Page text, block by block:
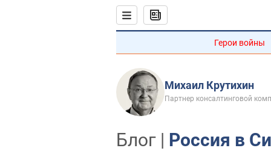
Герои войны
Михаил Крутихин
Партнер консалтинговой
Блог | Россия в